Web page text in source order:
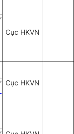
Cục HKVN
Cục HKVN